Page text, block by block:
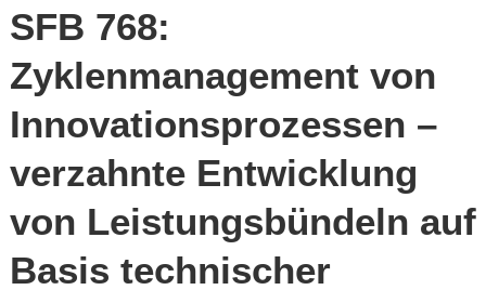
SFB 768:
Zyklenmanagement von
Innovationsprozessen –
verzahnte Entwicklung
von Leistungsbündeln auf
Basis technischer